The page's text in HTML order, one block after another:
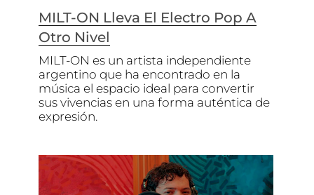
MILT-ON Lleva El Electro Pop A
Otro Nivel
MILT-ON es un artista independiente
argentino que ha encontrado en la
música el espacio ideal para convertir
sus vivencias en una forma auténtica de
expresión.